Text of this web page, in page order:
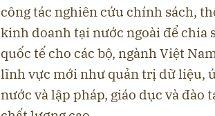
công tác nghiên cứu chính sách,
kinh doanh tại nước ngoài để chia
quốc tế cho các bộ, ngành Việt
lĩnh vực mới như quản trị dữ liệu,
nước và lập pháp, giáo dục và